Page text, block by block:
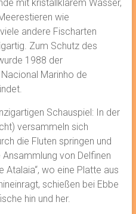
mit kristallklarem Wasser,
wie
andere Fischarten
Zum Schutz des
1988 der
Marinho de
Schauspiel: In der
versammeln sich
die Fluten springen und
von Delfinen
Atalaia“, wo eine Platte aus
schießen bei Ebbe
hin und her.